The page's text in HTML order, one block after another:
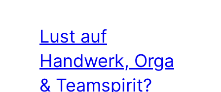
Lust auf
Handwerk, Orga
& Teamspirit?